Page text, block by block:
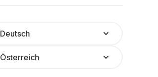
Deutsch
Österreich